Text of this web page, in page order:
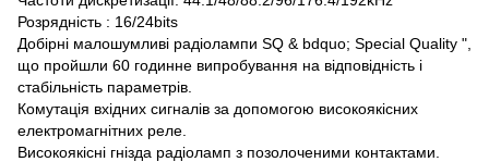
Розрядність : 16/24bits
Добірні малошумливі радіолампи SQ & bdquo; Special Quality ",
що пройшли 60 годинне випробування на відповідність і
стабільність параметрів.
Комутація вхідних сигналів за допомогою високоякісних
електромагнітних реле.
Високоякісні гнізда радіоламп з позолоченими контактами.